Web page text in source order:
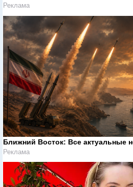
Реклама
Ближний Восток: Все актуальные
Реклама